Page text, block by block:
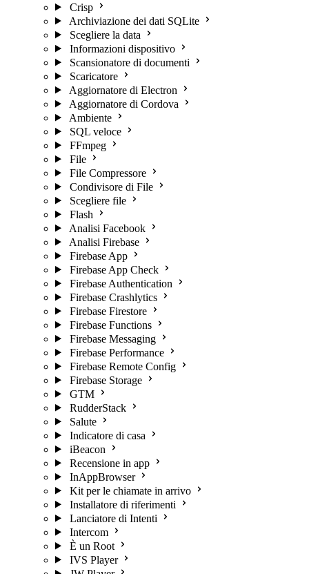
Crisp
Archiviazione dei dati SQLite
Scegliere la data
Informazioni dispositivo
Scansionatore di documenti
Scaricatore
Aggiornatore di Electron
Aggiornatore di Cordova
Ambiente
SQL veloce
FFmpeg
File
File Compressore
Condivisore di File
Scegliere file
Flash
Analisi Facebook
Analisi Firebase
Firebase App
Firebase App Check
Firebase Authentication
Firebase Crashlytics
Firebase Firestore
Firebase Functions
Firebase Messaging
Firebase Performance
Firebase Remote Config
Firebase Storage
GTM
RudderStack
Salute
Indicatore di casa
iBeacon
Recensione in app
InAppBrowser
Kit per le chiamate in arrivo
Installatore di riferimenti
Lanciatore di Intenti
Intercom
È un Root
IVS Player